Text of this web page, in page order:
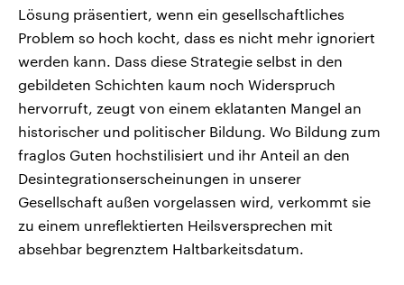
Lösung präsentiert, wenn ein gesellschaftliches
Problem so hoch kocht, dass es nicht mehr ignoriert
werden kann. Dass diese Strategie selbst in den
gebildeten Schichten kaum noch Widerspruch
hervorruft, zeugt von einem eklatanten Mangel an
historischer und politischer Bildung. Wo Bildung zum
fraglos Guten hochstilisiert und ihr Anteil an den
Desintegrationserscheinungen in unserer
Gesellschaft außen vorgelassen wird, verkommt sie
zu einem unreflektierten Heilsversprechen mit
absehbar begrenztem Haltbarkeitsdatum.